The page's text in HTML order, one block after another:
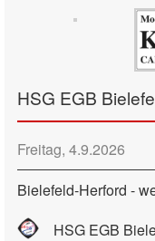
HSG EGB
Freitag, 4.9.2026
Bielefeld-Herford -
HSG EGB